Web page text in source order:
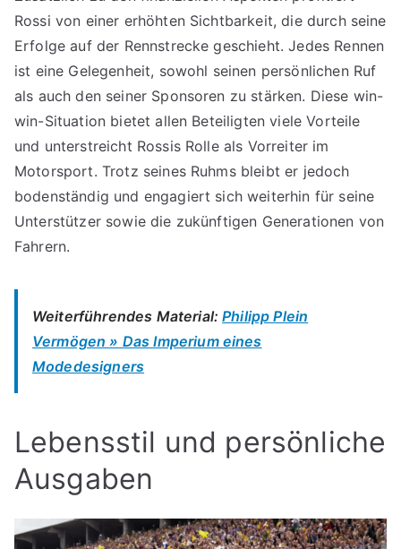
Rossi von einer erhöhten Sichtbarkeit, die durch seine
Erfolge auf der Rennstrecke geschieht. Jedes Rennen
ist eine Gelegenheit, sowohl seinen persönlichen Ruf
als auch den seiner Sponsoren zu stärken. Diese win-
win-Situation bietet allen Beteiligten viele Vorteile
und unterstreicht Rossis Rolle als Vorreiter im
Motorsport. Trotz seines Ruhms bleibt er jedoch
bodenständig und engagiert sich weiterhin für seine
Unterstützer sowie die zukünftigen Generationen von
Fahrern.
Weiterführendes Material:Philipp Plein
Vermögen » Das Imperium eines
Modedesigners
Lebensstil und persönliche
Ausgaben